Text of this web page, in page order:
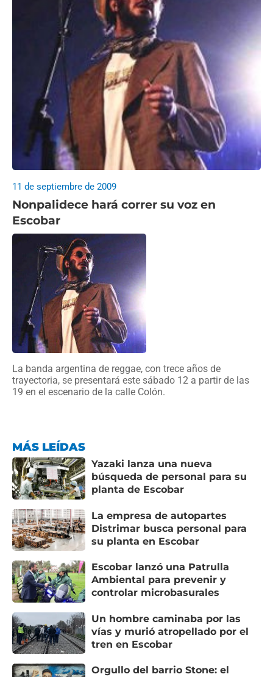
Nonpalidece hará correr su voz en
Escobar
11 de septiembre de 2009
La banda argentina de reggae, con trece años de
trayectoria, se presentará este sábado 12 a partir de las
19 en el escenario de la calle Colón.
MÁS LEÍDAS
Yazaki lanza una nueva
búsqueda de personal para su
planta de Escobar
La empresa de autopartes
Distrimar busca personal para
su planta en Escobar
Escobar lanzó una Patrulla
Ambiental para prevenir y
controlar microbasurales
Un hombre caminaba por las
vías y murió atropellado por el
tren en Escobar
Orgullo del barrio Stone: el